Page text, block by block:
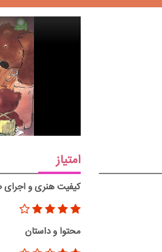
امتیاز
کیفیت هنری و اجرای
محتوا و داستان